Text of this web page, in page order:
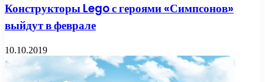
Конструкторы Lego с героями «Симпсонов»
выйдут в феврале
10.10.2019